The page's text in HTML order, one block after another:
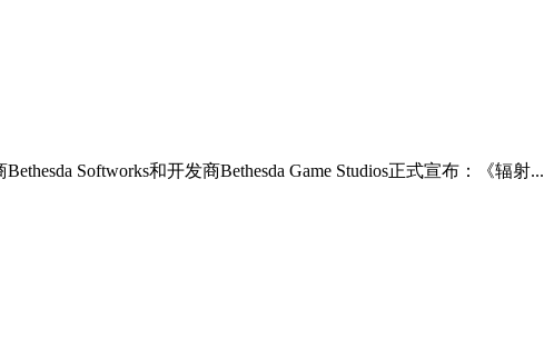
Softworks和开发商Bethesda Game Studios正式宣布：《辐射...